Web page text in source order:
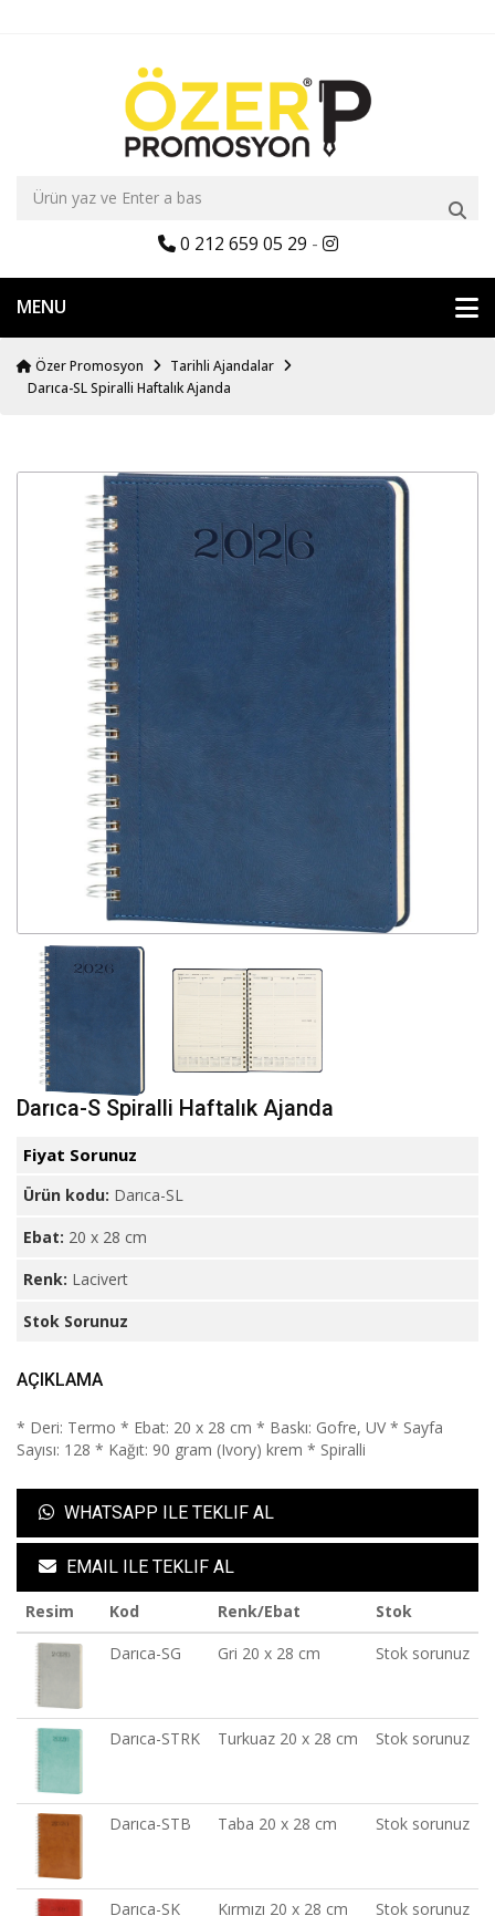
0 212 659 05 29 -
MENU
Özer Promosyon
Tarihli Ajandalar
Darıca-SL Spiralli Haftalık Ajanda
Darıca-S Spiralli Haftalık Ajanda
Fiyat Sorunuz
Ürün kodu: Darıca-SL
Ebat: 20 x 28 cm
Renk: Lacivert
Stok Sorunuz
AÇIKLAMA
* Deri: Termo * Ebat: 20 x 28 cm * Baskı: Gofre, UV * Sayfa
Sayısı: 128 * Kağıt: 90 gram (Ivory) krem * Spiralli
WHATSAPP ILE TEKLIF AL
EMAIL ILE TEKLIF AL
Resim Kod Renk/Ebat
Stok
Darıca-SG
Gri 20 x 28 cm Stok sorunuz
Darıca-STRK Turkuaz 20 x 28 cm Stok sorunuz
Darıca-STB Taba 20 x 28 cm Stok sorunuz
Darıca-SK Kırmızı 20 x 28 cm Stok sorunuz